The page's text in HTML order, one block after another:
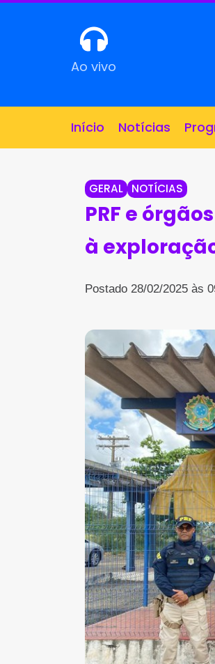
Ao vivo
Início Notícias
GERAL NOTÍCIAS
PRF e
à
Postado 28/02/2025 às